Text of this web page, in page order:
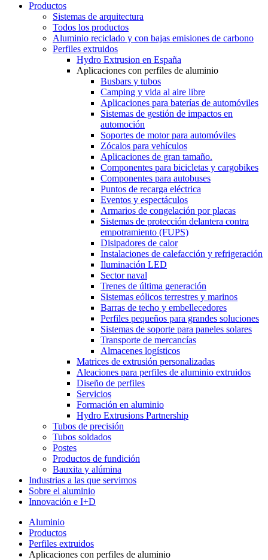
Productos
Sistemas de arquitectura
Todos los productos
Aluminio reciclado y con bajas emisiones de carbono
Perfiles extruidos
Hydro Extrusion en España
Aplicaciones con perfiles de aluminio
Busbars y tubos
Camping y vida al aire libre
Aplicaciones para baterías de automóviles
Sistemas de gestión de impactos en
automoción
Soportes de motor para automóviles
Zócalos para vehículos
Aplicaciones de gran tamaño.
Componentes para bicicletas y cargobikes
Componentes para autobuses
Puntos de recarga eléctrica
Eventos y espectáculos
Armarios de congelación por placas
Sistemas de protección delantera contra
empotramiento (FUPS)
Disipadores de calor
Instalaciones de calefacción y refrigeración
Iluminación LED
Sector naval
Trenes de última generación
Sistemas eólicos terrestres y marinos
Barras de techo y embellecedores
Perfiles pequeños para grandes soluciones
Sistemas de soporte para paneles solares
Transporte de mercancías
Almacenes logísticos
Matrices de extrusión personalizadas
Aleaciones para perfiles de aluminio extruidos
Diseño de perfiles
Servicios
Formación en aluminio
Hydro Extrusions Partnership
Tubos de precisión
Tubos soldados
Postes
Productos de fundición
Bauxita y alúmina
Industrias a las que servimos
Sobre el aluminio
Innovación e I+D
Aluminio
Productos
Perfiles extruidos
Aplicaciones con perfiles de aluminio